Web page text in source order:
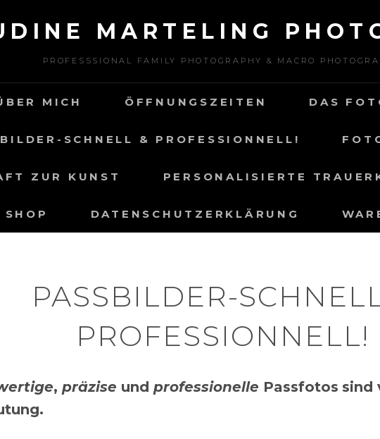
MARTELING
PROFESSSIONAL FAMILY PHOTOGRAPHY & MACRO
MICH ÖFFNUNGSZEITEN DAS
SCHNELL & PROFESSIONNELL!
ZUR KUNST PERSONALISIERTE
SHOP DATENSCHUTZERKLÄRUNG
PASSBILDER-
PROFESSIONNELL!
, präzise und professionelle Passfotos sind